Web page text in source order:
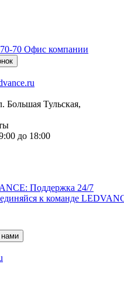
70 Офис компании
Большая Тульская,
до 18:00
Поддержка 24/7
к команде
нами